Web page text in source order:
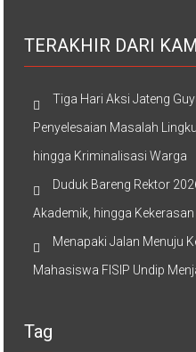
TERAKHIR DARI
Tiga Hari Aksi Jateng
Penyelesaian Masalah
hingga Kriminalisasi Warga
Duduk Bareng Rektor
Akademik, hingga
Menapaki Jalan Menuju
Mahasiswa FISIP Undip
Tag